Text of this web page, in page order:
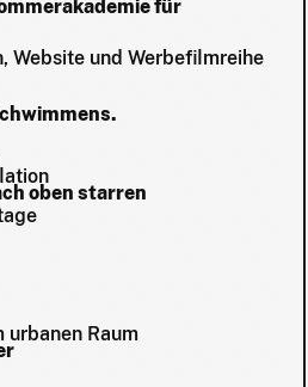
für
Website und Werbefilmreihe
oben starren
urbanen Raum